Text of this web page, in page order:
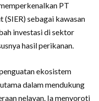
PT
(SIER) sebagai kawasan
investasi di sektor
hasil perikanan.
ekosistem
dalam mendukung
nelayan. Ia menyoroti